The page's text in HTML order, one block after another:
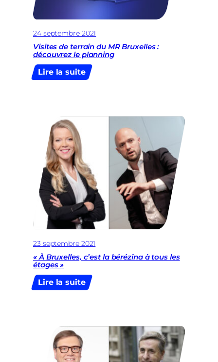
24 septembre 2021
Visites de terrain du MR Bruxelles :
découvrez le planning
Lire la suite:
Visites
Bruxelles
découvrez
le
planning
23 septembre 2021
« À Bruxelles, c’est la bérézina à tous les
étages »
Lire la suite:
« À
la
bérézina